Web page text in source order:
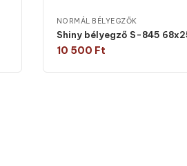
NORMÁL BÉLYEGZŐK
Shiny bélyegző S-845
10 500 Ft
Válasszon típust